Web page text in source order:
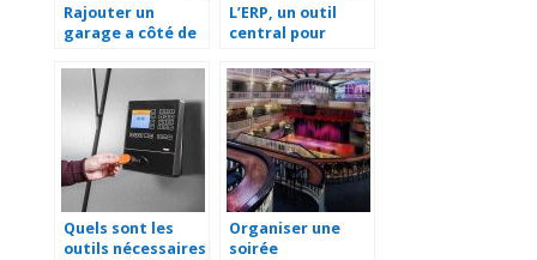
Rajouter un
garage a côté de
L’ERP, un outil
central pour
gestion d’une
entreprise
Quels sont les
outils nécessaires
Organiser une
soirée